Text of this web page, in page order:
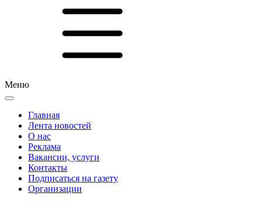
Меню
Главная
Лента новостей
О нас
Реклама
Вакансии, услуги
Контакты
Подписаться на газету
Организации